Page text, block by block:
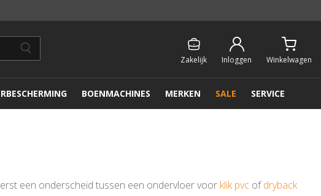
Zakelijk Inloggen Winkelwagen
BOENMACHINES MERKEN SALE SERVICE
een onderscheid tussen een ondervloer voor klik pvcofdryback